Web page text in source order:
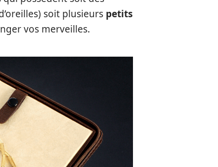
soit plusieurs petits
vos merveilles.